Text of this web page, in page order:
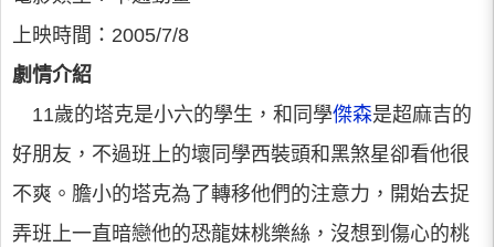
上映時間：2005/7/8
劇情介紹
11歲的塔克是小六的學生，和同學傑森是超麻吉的
好朋友，不過班上的壞同學西裝頭和黑煞星卻看他很
不爽。膽小的塔克為了轉移他們的注意力，開始去捉
弄班上一直暗戀他的恐龍妹桃樂絲，沒想到傷心的桃